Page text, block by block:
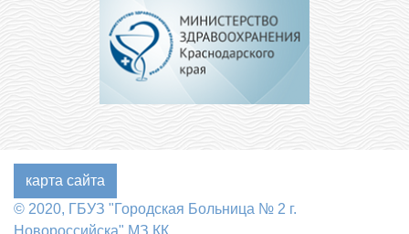
карта сайта
© 2020, ГБУЗ "Городская Больница № 2 г.